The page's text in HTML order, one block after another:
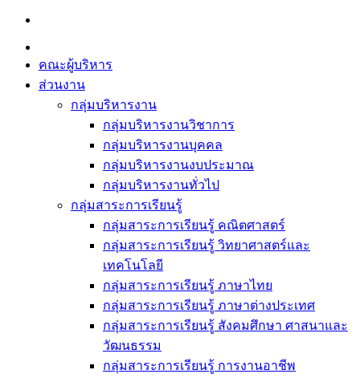
Skip
content
คณะผู้บริหาร
ส่วนงาน
กลุ่มบริหารงาน
กลุ่มบริหารงานวิชาการ
กลุ่มบริหารงานบุคคล
กลุ่มบริหารงานงบประมาณ
กลุ่มบริหารงานทั่วไป
กลุ่มสาระการเรียนรู้
กลุ่มสาระการเรียนรู้ คณิตศาสตร์
กลุ่มสาระการเรียนรู้ วิทยาศาสตร์และ
เทคโนโลยี
กลุ่มสาระการเรียนรู้ ภาษาไทย
กลุ่มสาระการเรียนรู้ ภาษาต่างประเทศ
กลุ่มสาระการเรียนรู้ สังคมศึกษา ศาสนาและ
วัฒนธรรม
กลุ่มสาระการเรียนรู้ การงานอาชีพ